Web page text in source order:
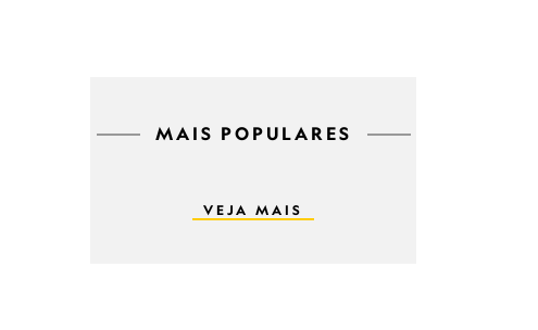
MAIS POPULARES
VEJA MAIS